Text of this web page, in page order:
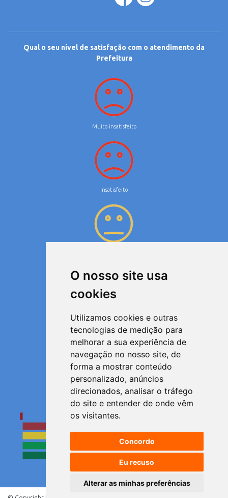
O nosso site usa
cookies
Utilizamos cookies e outras
tecnologias de medição para
melhorar a sua experiência de
navegação no nosso site, de
forma a mostrar conteúdo
personalizado, anúncios
direcionados, analisar o tráfego
do site e entender de onde vêm
os visitantes.
Concordo
Eu recuso
Alterar as minhas preferências
Qual o seu nível de satisfação com o atendimento da
Prefeitura
Muito insatisfeito
Insatisfeito
Satisfeito
Muito satisfeito
Resultados